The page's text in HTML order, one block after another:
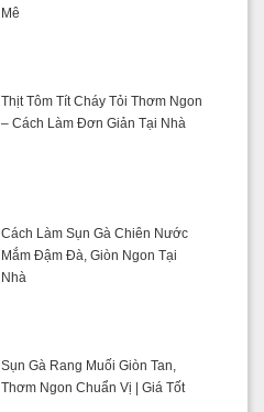
Mê
Thịt Tôm Tít Cháy Tỏi Thơm Ngon
– Cách Làm Đơn Giản Tại Nhà
Cách Làm Sụn Gà Chiên Nước
Mắm Đậm Đà, Giòn Ngon Tại
Nhà
Sụn Gà Rang Muối Giòn Tan,
Thơm Ngon Chuẩn Vị | Giá Tốt